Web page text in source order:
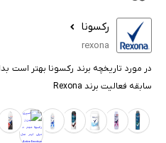
رکسونا
rexona
سابقه فعالیت برند Rexona